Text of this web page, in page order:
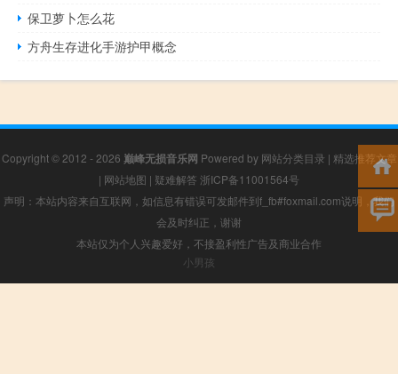
保卫萝卜怎么花
方舟生存进化手游护甲概念
Copyright © 2012 - 2026 巅峰无损音乐网 Powered by 网站分类目录 | 精选推荐文章
| 网站地图 | 疑难解答 浙ICP备11001564号
声明：本站内容来自互联网，如信息有错误可发邮件到f_fb#foxmail.com说明，我们
会及时纠正，谢谢
本站仅为个人兴趣爱好，不接盈利性广告及商业合作
小男孩